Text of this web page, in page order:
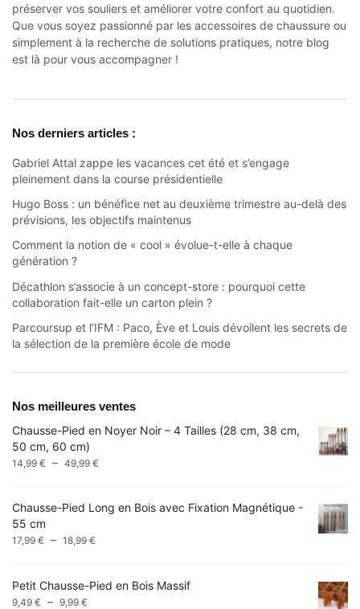
préserver vos souliers et améliorer votre confort au quotidien.
Que vous soyez passionné par les accessoires de chaussure ou
simplement à la recherche de solutions pratiques, notre blog
est là pour vous accompagner !
Nos derniers articles :
Gabriel Attal zappe les vacances cet été et s’engage
pleinement dans la course présidentielle
Hugo Boss : un bénéfice net au deuxième trimestre au-delà des
prévisions, les objectifs maintenus
Comment la notion de « cool » évolue-t-elle à chaque
génération ?
Décathlon s’associe à un concept-store : pourquoi cette
collaboration fait-elle un carton plein ?
Parcoursup et l’IFM : Paco, Ève et Louis dévoilent les secrets de
la sélection de la première école de mode
Nos meilleures ventes
Chausse-Pied en Noyer Noir – 4 Tailles (28 cm, 38 cm,
50 cm, 60 cm)
14,99 € – 49,99 €
14,99 €
Chausse-Pied Long en Bois avec Fixation Magnétique -
55 cm
17,99 € – 18,99 €
17,99 €
Petit Chausse-Pied en Bois Massif
9,49 € – 9,99 €